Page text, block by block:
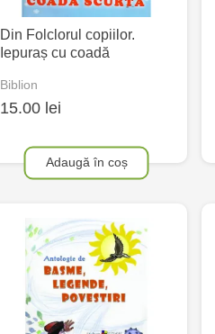
Din Folclorul copiilor.
Iepuraș cu coadă
Biblion
15.00 lei
Adaugă în coș